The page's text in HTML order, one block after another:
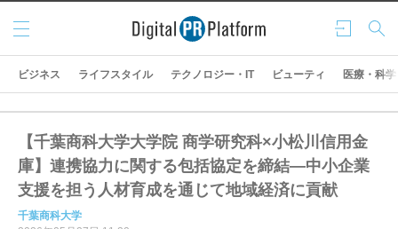
ログ
イン
検索
メニ
ュー
ビジネス ライフスタイル テクノロジー・IT ビューティ 医療・科学
【千葉商科大学大学院 商学研究科×小松川信用金
庫】連携協力に関する包括協定を締結―中小企業
支援を担う人材育成を通じて地域経済に貢献
千葉商科大学